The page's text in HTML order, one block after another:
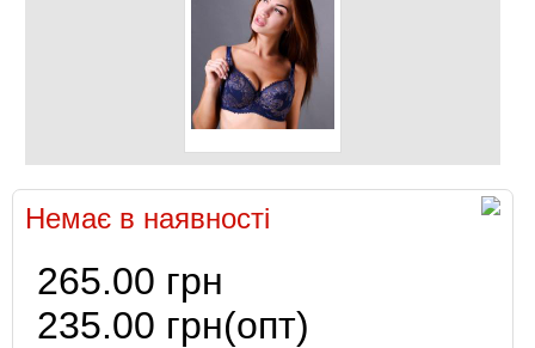
Немає в наявності
265.00 грн
235.00 грн(опт)